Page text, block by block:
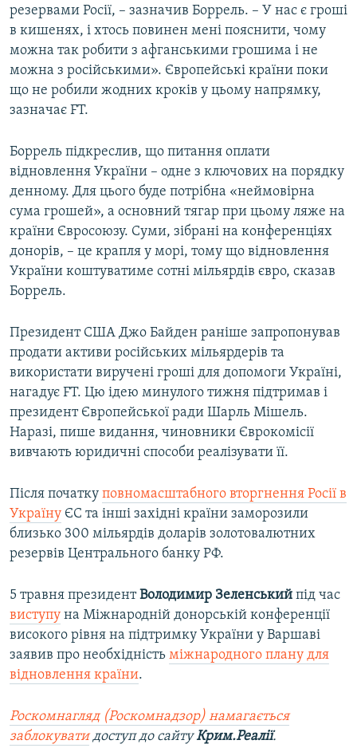
резервами Росії, – зазначив Боррель. – У нас є гроші
в кишенях, і хтось повинен мені пояснити, чому
можна так робити з афганськими грошима і не
можна з російськими». Європейські країни поки
що не робили жодних кроків у цьому напрямку,
зазначає FT.
Боррель підкреслив, що питання оплати
відновлення України – одне з ключових на порядку
денному. Для цього буде потрібна «неймовірна
сума грошей», а основний тягар при цьому ляже на
країни Євросоюзу. Суми, зібрані на конференціях
донорів, – це крапля у морі, тому що відновлення
України коштуватиме сотні мільярдів євро, сказав
Боррель.
Президент США Джо Байден раніше запропонував
продати активи російських мільярдерів та
використати виручені гроші для допомоги Україні,
нагадує FT. Цю ідею минулого тижня підтримав і
президент Європейської ради Шарль Мішель.
Наразі, пише видання, чиновники Єврокомісії
вивчають юридичні способи реалізувати її.
Після початку повномасштабного вторгнення Росії в
Україну ЄС та інші західні країни заморозили
близько 300 мільярдів доларів золотовалютних
резервів Центрального банку РФ.
5 травня президентВолодимир Зеленський під час
виступу на Міжнародній донорській конференції
високого рівня на підтримку України у Варшаві
заявив про необхідність міжнародного плану для
відновлення країни.
Роскомнагляд (Роскомнадзор) намагається
заблокуватидоступ до сайтуКрим.Реалії.